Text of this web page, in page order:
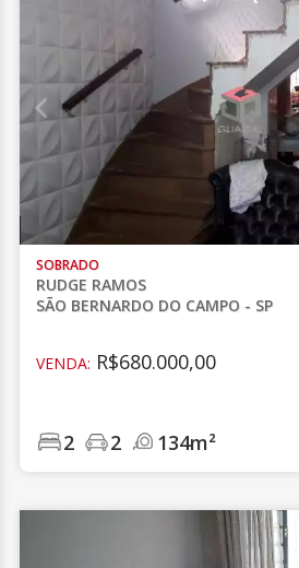
SOBRADO
RUDGE RAMOS
SÃO BERNARDO DO CAMPO - SP
VENDA: R$680.000,00
2 2 134m²